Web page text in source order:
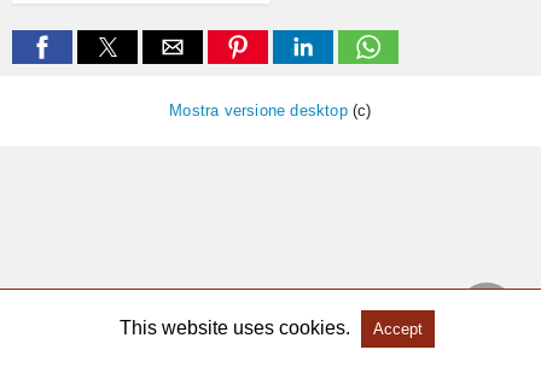
Mostra versione desktop(c)
This website uses cookies. Accept